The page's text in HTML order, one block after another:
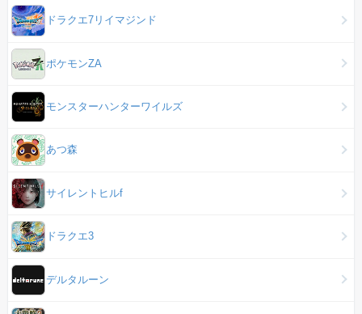
ドラクエ7リイマジンド
ポケモンZA
モンスターハンターワイルズ
あつ森
サイレントヒルf
ドラクエ3
デルタルーン